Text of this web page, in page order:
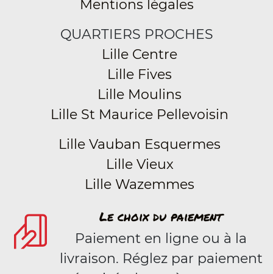
Mentions légales
QUARTIERS PROCHES
Lille Centre
Lille Fives
Lille Moulins
Lille St Maurice Pellevoisin
Lille Vauban Esquermes
Lille Vieux
Lille Wazemmes
Le choix du paiement
Paiement en ligne ou à la
livraison. Réglez par paiement